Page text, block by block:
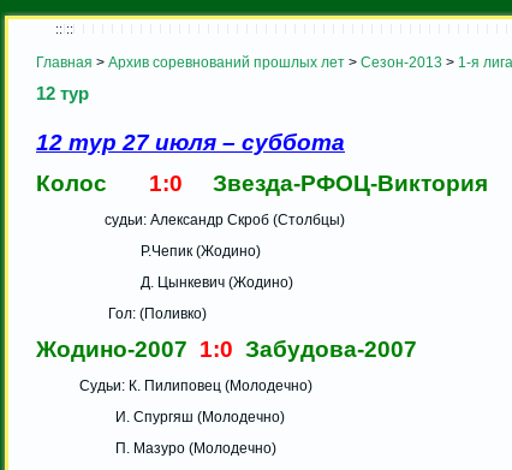
:: ::
Главная > Архив соревнований прошлых лет > Сезон-2013 > 1-я лига
12 тур
12 тур 27 июля – суббота
Колос 1:0 Звезда-РФОЦ-Виктория
судьи: Александр Скроб (Столбцы)
Р.Чепик (Жодино)
Д. Цынкевич (Жодино)
Гол: (Поливко)
Жодино-2007 1:0 Забудова-2007
Судьи: К. Пилиповец (Молодечно)
И. Спургяш (Молодечно)
П. Мазуро (Молодечно)